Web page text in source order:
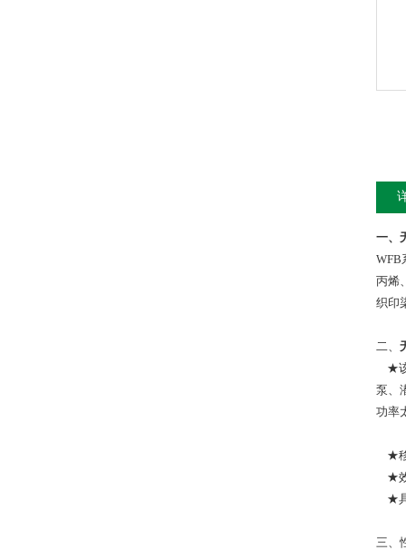
一、
WFB
丙烯
织印
二、
★该
泵、
功率
★移
★效
★具
三、